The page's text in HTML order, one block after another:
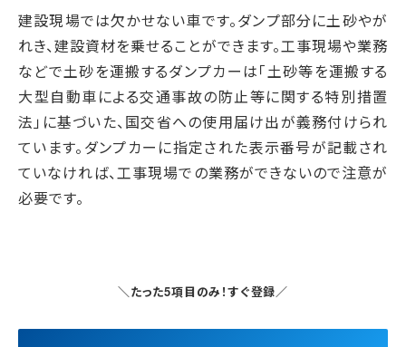
建設現場では欠かせない車です。ダンプ部分に土砂やが
れき、建設資材を乗せることができます。工事現場や業務
などで土砂を運搬するダンプカーは「土砂等を運搬する
大型自動車による交通事故の防止等に関する特別措置
法」に基づいた、国交省への使用届け出が義務付けられ
ています。ダンプカーに指定された表示番号が記載され
ていなければ、工事現場での業務ができないので注意が
必要です。
＼たった5項目のみ！すぐ登録／